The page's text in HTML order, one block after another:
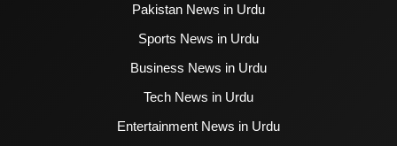
Pakistan News in Urdu
Sports News in Urdu
Business News in Urdu
Tech News in Urdu
Entertainment News in Urdu